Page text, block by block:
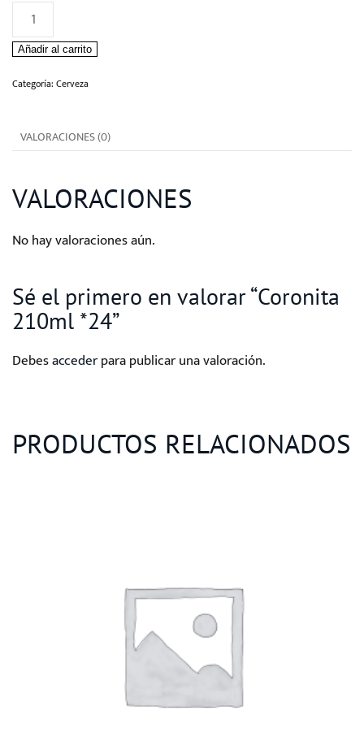
Coronita
210ml
*24
cantidad
Añadir al carrito
Categoría: Cerveza
VALORACIONES (0)
VALORACIONES
No hay valoraciones aún.
Sé el primero en valorar “Coronita
210ml *24”
Debesaccederpara publicar una valoración.
PRODUCTOS RELACIONADOS